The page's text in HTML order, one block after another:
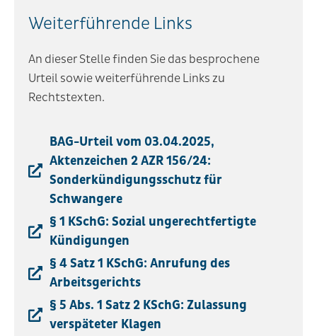
Weiterführende Links
An dieser Stelle finden Sie das besprochene
Urteil sowie weiterführende Links zu
Rechtstexten.
BAG-Urteil vom 03.04.2025,
Aktenzeichen 2 AZR 156/24:
Sonderkündigungsschutz für
Schwangere
§ 1 KSchG: Sozial ungerechtfertigte
Kündigungen
§ 4 Satz 1 KSchG: Anrufung des
Arbeitsgerichts
§ 5 Abs. 1 Satz 2 KSchG: Zulassung
verspäteter Klagen